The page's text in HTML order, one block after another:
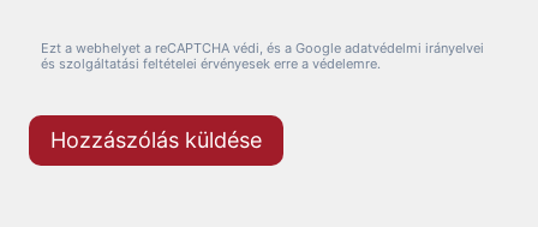
Ezt a webhelyet a reCAPTCHA védi, és a Google adatvédelmi irányelvei
és szolgáltatási feltételei érvényesek erre a védelemre.